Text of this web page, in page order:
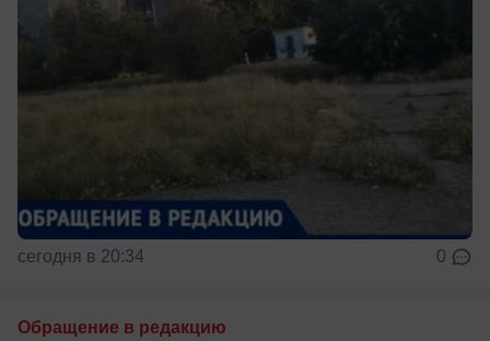
сегодня в 20:34 0
Обращение в редакцию